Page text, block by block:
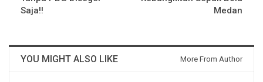
Saja!!
Medan
YOU MIGHT ALSO LIKE More From Author